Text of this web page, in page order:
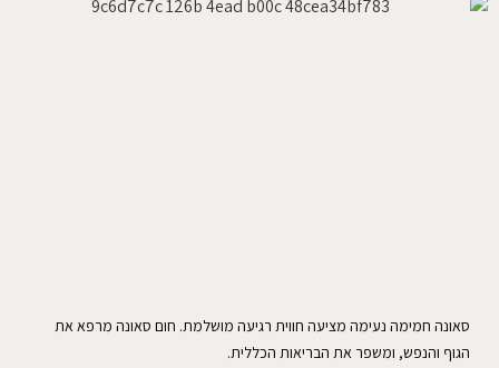
סאונה חמימה נעימה מציעה חווית רגיעה מושלמת. חום סאונה מרפא את
הגוף והנפש, ומשפר את הבריאות הכללית.